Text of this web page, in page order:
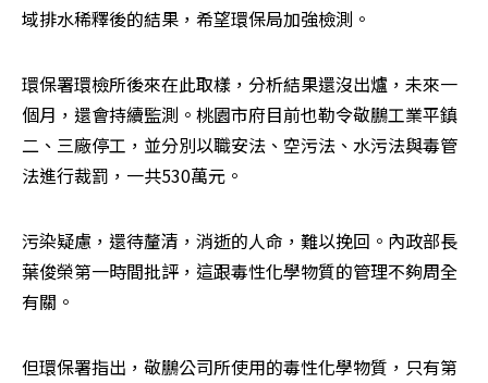
域排水稀釋後的結果，希望環保局加強檢測。
環保署環檢所後來在此取樣，分析結果還沒出爐，未來一
個月，還會持續監測。桃園市府目前也勒令敬鵬工業平鎮
二、三廠停工，並分別以職安法、空污法、水污法與毒管
法進行裁罰，一共530萬元。
污染疑慮，還待釐清，消逝的人命，難以挽回。內政部長
葉俊榮第一時間批評，這跟毒性化學物質的管理不夠周全
有關。
但環保署指出，敬鵬公司所使用的毒性化學物質，只有第